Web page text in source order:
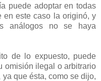
puede adoptar en todas
en este caso la originó, y
análogos no se haya
de lo expuesto, puede
omisión ilegal o arbitrario
que ésta, como se dijo,